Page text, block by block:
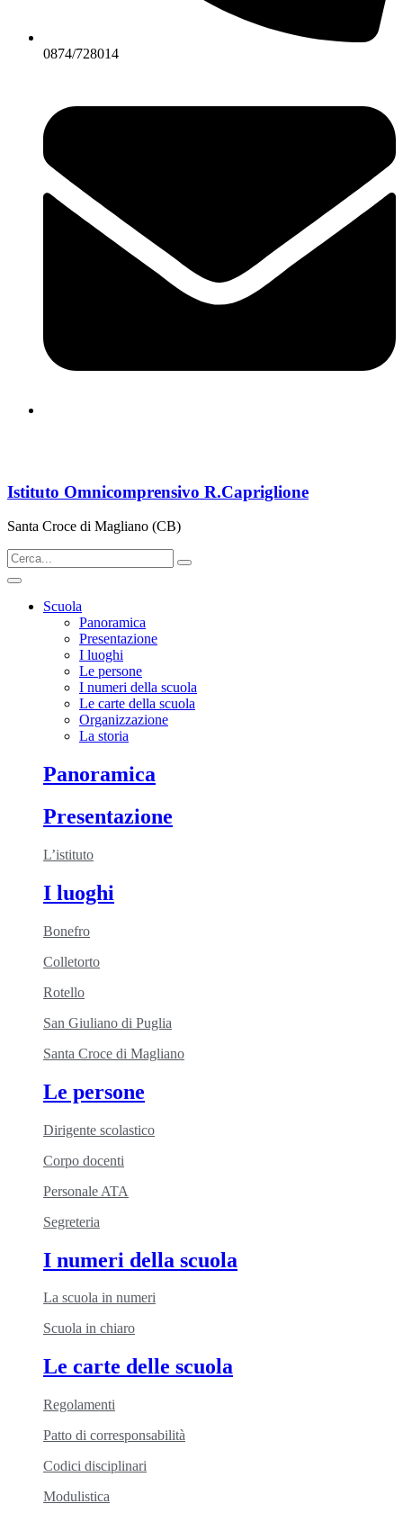
0874/728014
Istituto Omnicomprensivo R.Capriglione
Santa Croce di Magliano (CB)
Scuola
Panoramica
Presentazione
I luoghi
Le persone
I numeri della scuola
Le carte della scuola
Organizzazione
La storia
Panoramica
Presentazione
L’istituto
I luoghi
Bonefro
Colletorto
Rotello
San Giuliano di Puglia
Santa Croce di Magliano
Le persone
Dirigente scolastico
Corpo docenti
Personale ATA
Segreteria
I numeri della scuola
La scuola in numeri
Scuola in chiaro
Le carte delle scuola
Regolamenti
Patto di corresponsabilità
Codici disciplinari
Modulistica